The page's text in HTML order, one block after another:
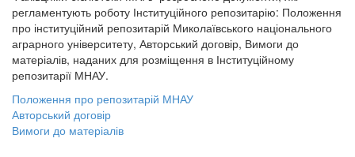
регламентують роботу Інституційного репозитарію: Положення
про інституційний репозитарій Миколаївського національного
аграрного університету, Авторський договір, Вимоги до
матеріалів, наданих для розміщення в Інституційному
репозитарії МНАУ.
Положення про репозитарій МНАУ
Авторський договір
Вимоги до матеріалів